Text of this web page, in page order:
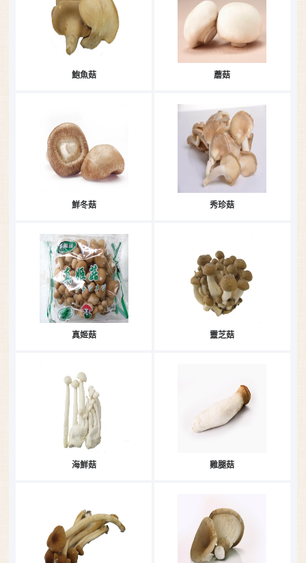
鮑魚菇 蘑菇
鮮冬菇 秀珍菇
真姬菇 靈芝菇
海鮮菇 雞腿菇